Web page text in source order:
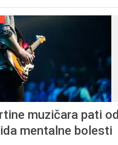
muzičara pati od
mentalne bolesti